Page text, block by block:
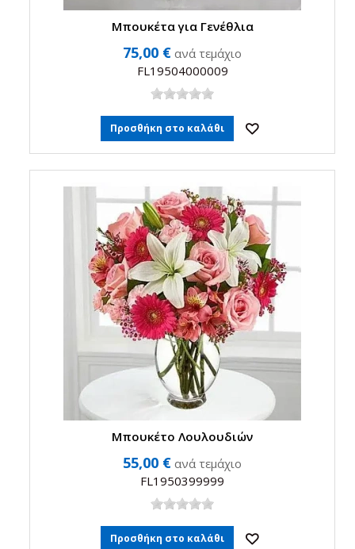
Μπουκέτα για Γενέθλια
75,00 € ανά τεμάχιο
FL19504000009
Προσθήκη στο καλάθι
Μπουκέτo Λουλουδιών
55,00 € ανά τεμάχιο
FL1950399999
Προσθήκη στο καλάθι